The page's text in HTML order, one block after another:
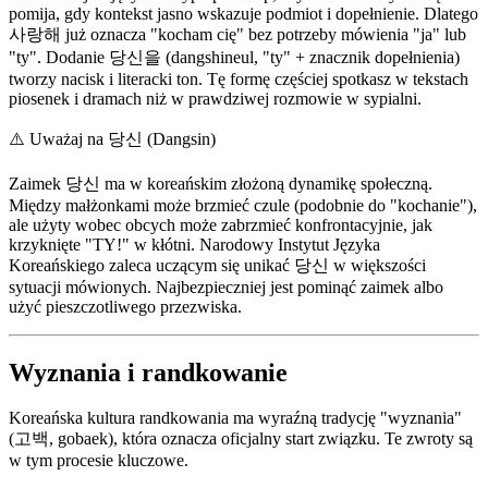
pomija, gdy kontekst jasno wskazuje podmiot i dopełnienie. Dlatego
사랑해 już oznacza "kocham cię" bez potrzeby mówienia "ja" lub
"ty". Dodanie 당신을 (dangshineul, "ty" + znacznik dopełnienia)
tworzy nacisk i literacki ton. Tę formę częściej spotkasz w tekstach
piosenek i dramach niż w prawdziwej rozmowie w sypialni.
⚠️ Uważaj na 당신 (Dangsin)
Zaimek 당신 ma w koreańskim złożoną dynamikę społeczną.
Między małżonkami może brzmieć czule (podobnie do "kochanie"),
ale użyty wobec obcych może zabrzmieć konfrontacyjnie, jak
krzyknięte "TY!" w kłótni. Narodowy Instytut Języka
Koreańskiego zaleca uczącym się unikać 당신 w większości
sytuacji mówionych. Najbezpieczniej jest pominąć zaimek albo
użyć pieszczotliwego przezwiska.
Wyznania i randkowanie
Koreańska kultura randkowania ma wyraźną tradycję "wyznania"
(고백, gobaek), która oznacza oficjalny start związku. Te zwroty są
w tym procesie kluczowe.